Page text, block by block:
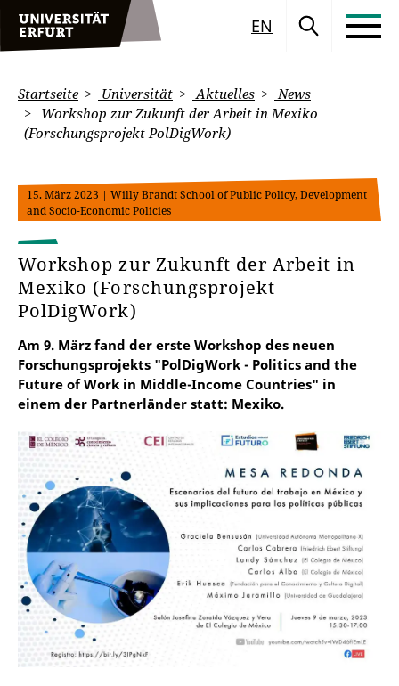
EN
Startseite Universität Aktuelles
News
Workshop zur Zukunft der Arbeit in Mexiko
(Forschungsprojekt PolDigWork)
15. März 2023 | Willy Brandt School of Public Policy, Development
and Socio-Economic Policies
Workshop zur Zukunft der Arbeit in
Mexiko (Forschungsprojekt
PolDigWork)
Am 9. März fand der erste Workshop des neuen
Forschungsprojekts "PolDigWork - Politics and the
Future of Work in Middle-Income Countries" in
einem der Partnerländer statt: Mexiko.